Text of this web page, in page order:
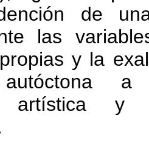
de
las
y la
autóctona
artística y